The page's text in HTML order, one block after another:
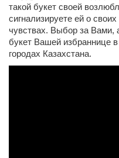
такой букет своей
сигнализируете ей о
чувствах. Выбор за Вами,
букет Вашей избраннице
городах Казахстана.